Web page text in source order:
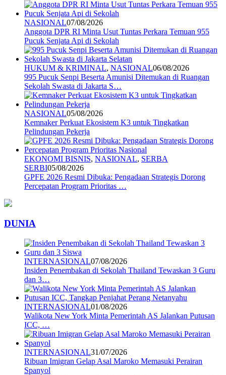
NASIONAL07/08/2026
Anggota DPR RI Minta Usut Tuntas Perkara Temuan 955
Pucuk Senjata Api di Sekolah
HUKUM & KRIMINAL, NASIONAL06/08/2026
995 Pucuk Senpi Beserta Amunisi Ditemukan di Ruangan
Sekolah Swasta di Jakarta S…
NASIONAL05/08/2026
Kemnaker Perkuat Ekosistem K3 untuk Tingkatkan
Pelindungan Pekerja
EKONOMI BISNIS, NASIONAL, SERBA
SERBI05/08/2026
GPFE 2026 Resmi Dibuka: Pengadaan Strategis Dorong
Percepatan Program Prioritas …
DUNIA
INTERNASIONAL07/08/2026
Insiden Penembakan di Sekolah Thailand Tewaskan 3 Guru
dan 3…
INTERNASIONAL01/08/2026
Walikota New York Minta Pemerintah AS Jalankan Putusan
ICC, …
INTERNASIONAL31/07/2026
Ribuan Imigran Gelap Asal Maroko Memasuki Perairan
Spanyol